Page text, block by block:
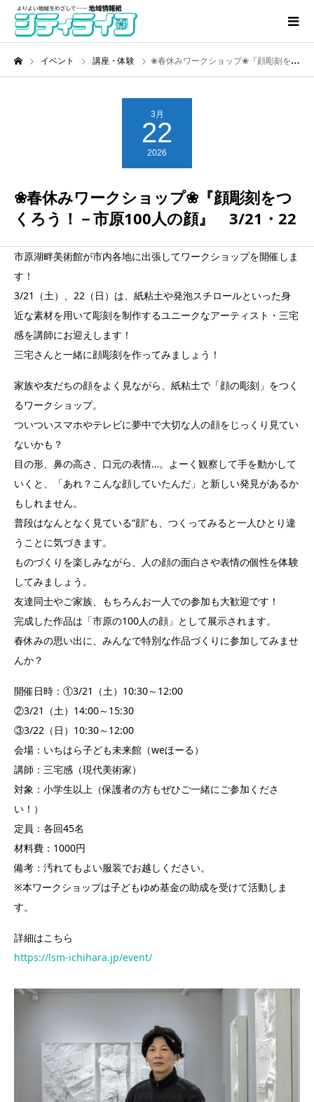
イベント 講座・体験 ❀春休みワークショップ❀『顔彫刻をつくろう！－市原100人の顔』 3/21・22
3月
22
2026
❀春休みワークショップ❀『顔彫刻をつ
くろう！－市原100人の顔』 3/21・22
市原湖畔美術館が市内各地に出張してワークショップを開催しま
す！
3/21（土）、22（日）は、紙粘土や発泡スチロールといった身
近な素材を用いて彫刻を制作するユニークなアーティスト・三宅
感を講師にお迎えします！
三宅さんと一緒に顔彫刻を作ってみましょう！
家族や友だちの顔をよく見ながら、紙粘土で「顔の彫刻」をつく
るワークショップ。
ついついスマホやテレビに夢中で大切な人の顔をじっくり見てい
ないかも？
目の形、鼻の高さ、口元の表情…。よーく観察して手を動かして
いくと、「あれ？こんな顔していたんだ」と新しい発見があるか
もしれません。
普段はなんとなく見ている“顔”も、つくってみると一人ひとり違
うことに気づきます。
ものづくりを楽しみながら、人の顔の面白さや表情の個性を体験
してみましょう。
友達同士やご家族、もちろんお一人での参加も大歓迎です！
完成した作品は「市原の100人の顔」として展示されます。
春休みの思い出に、みんなで特別な作品づくりに参加してみませ
んか？
開催日時：①3/21（土）10:30～12:00
②3/21（土）14:00～15:30
③3/22（日）10:30～12:00
会場：いちはら子ども未来館（weほーる）
講師：三宅感（現代美術家）
対象：小学生以上（保護者の方もぜひご一緒にご参加くださ
い！）
定員：各回45名
材料費：1000円
備考：汚れてもよい服装でお越しください。
※本ワークショップは子どもゆめ基金の助成を受けて活動しま
す。
詳細はこちら
https://lsm-ichihara.jp/event/